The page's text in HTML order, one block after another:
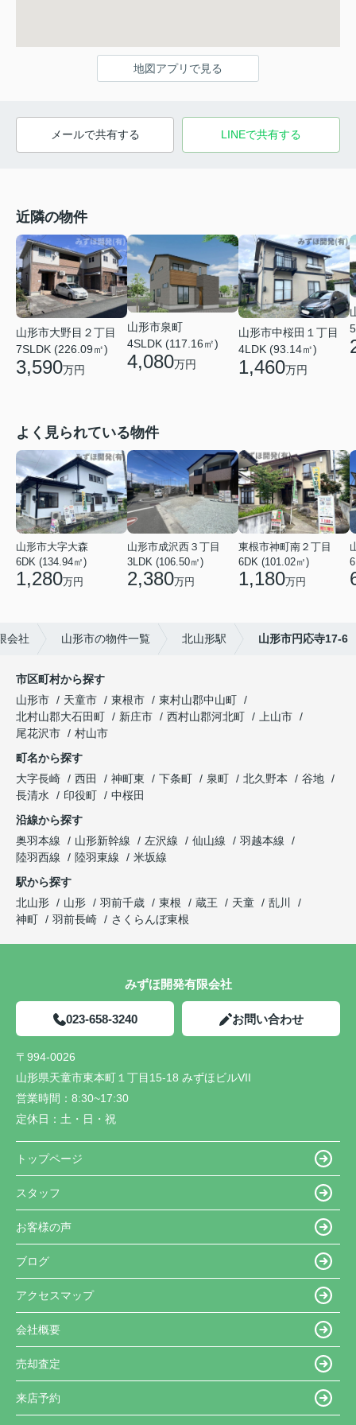
地図アプリで見る
メールで共有する LINEで共有する
近隣の物件
山形市大野目２丁目
7SLDK (226.09㎡)
3,590万円
山形市泉町
4SLDK (117.16㎡)
4,080万円
山形市中桜田１丁目
4LDK (93.14㎡)
1,460万円
よく見られている物件
山形市大字大森
6DK (134.94㎡)
1,280万円
山形市成沢西３丁目
3LDK (106.50㎡)
2,380万円
東根市神町南２丁目
6DK (101.02㎡)
1,180万円
会社 山形市の物件一覧 北山形駅 山形市円応寺17-6
市区町村から探す
山形市
天童市 東根市
東村山郡中山町
北村山郡大石田町
新庄市 西村山郡河北町
上山市
尾花沢市
村山市
町名から探す
大字長崎
西田 神町東 下条町 泉町 北久野本
谷地
長清水
印役町
中桜田
沿線から探す
奥羽本線
山形新幹線 左沢線 仙山線
羽越本線
陸羽西線
陸羽東線
米坂線
駅から探す
北山形
山形 羽前千歳 東根 蔵王 天童
乱川
神町
羽前長崎 さくらんぼ東根
みずほ開発有限会社
023-658-3240 お問い合わせ
〒994-0026
山形県天童市東本町１丁目15-18 みずほビルVII
営業時間： 8:30~17:30
定休日： 土・日・祝
トップページ
スタッフ
お客様の声
ブログ
アクセスマップ
会社概要
売却査定
来店予約